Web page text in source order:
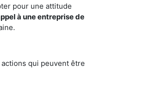
pour une attitude
à une entreprise de
qui peuvent être